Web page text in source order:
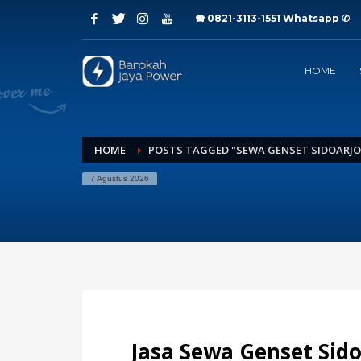
Archives
Juli 2026
Maret 2026
Februari 2026
Januari 2026
🕿 0821-3113-1551 Whatsapp ✆
HOME
HOME POSTS TAGGED "SEWA GENSET
7 Agustus 2026
Jasa Sewa Genset